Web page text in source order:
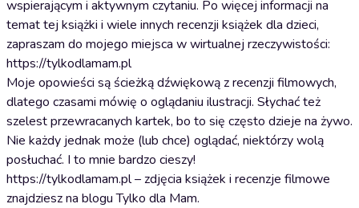
wspierającym i aktywnym czytaniu. Po więcej informacji na
temat tej książki i wiele innych recenzji książek dla dzieci,
zapraszam do mojego miejsca w wirtualnej rzeczywistości:
https://tylkodlamam.pl
Moje opowieści są ścieżką dźwiękową z recenzji filmowych,
dlatego czasami mówię o oglądaniu ilustracji. Słychać też
szelest przewracanych kartek, bo to się często dzieje na żywo.
Nie każdy jednak może (lub chce) oglądać, niektórzy wolą
posłuchać. I to mnie bardzo cieszy!
https://tylkodlamam.pl – zdjęcia książek i recenzje filmowe
znajdziesz na blogu Tylko dla Mam.